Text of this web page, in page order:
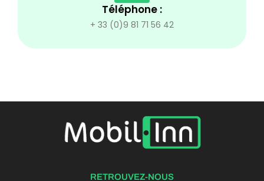
Téléphone :
+ 33 (0)9 81 71 56 42
RETROUVEZ-NOUS